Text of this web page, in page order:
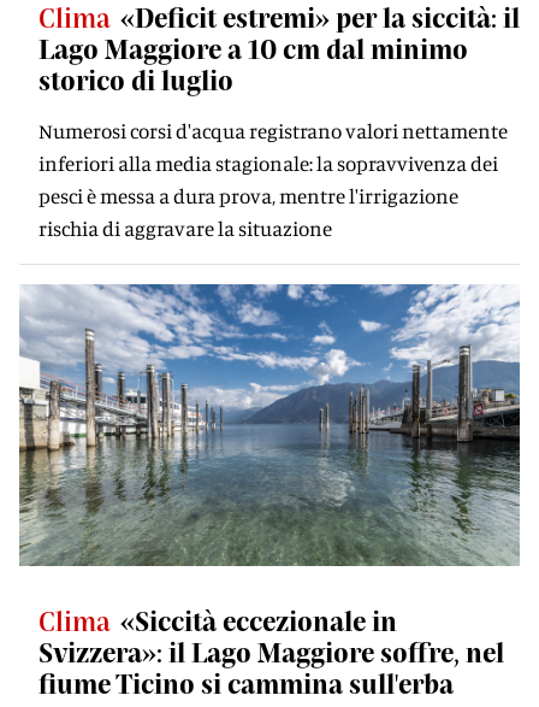
Clima «Deficit estremi» per la siccità: il
Lago Maggiore a 10 cm dal minimo
storico di luglio
Numerosi corsi d'acqua registrano valori nettamente
inferiori alla media stagionale: la sopravvivenza dei
pesci è messa a dura prova, mentre l'irrigazione
rischia di aggravare la situazione
Clima «Siccità eccezionale in
Svizzera»: il Lago Maggiore soffre, nel
fiume Ticino si cammina sull'erba